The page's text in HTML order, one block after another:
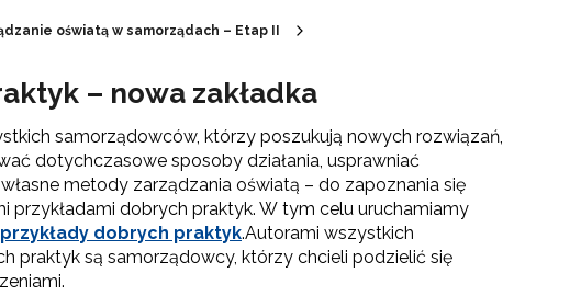
oświatą w samorządach – Etap II
– nowa zakładka
samorządowców, którzy poszukują nowych rozwiązań,
dotychczasowe sposoby działania, usprawniać
metody zarządzania oświatą – do zapoznania się
przykładami dobrych praktyk. W tym celu uruchamiamy
przykłady dobrych praktyk.Autorami wszystkich
praktyk są samorządowcy, którzy chcieli podzielić się